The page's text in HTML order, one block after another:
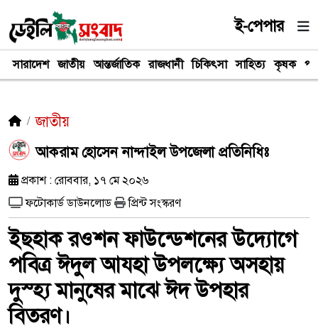
ই-পেপার
সারাদেশ জাতীয় আন্তর্জাতিক রাজধানী চিকিৎসা সাহিত্য কৃষক
জাতীয়
আকরাম হোসেন নান্দাইল উপজেলা প্রতিনিধিঃ
প্রকাশ : রোববার, ১৭ মে ২০২৬
ফটোকার্ড ডাউনলোড
প্রিন্ট সংস্করণ
ইছহাক রওশন ফাউন্ডেশনের উদ্যোগে
পবিত্র ঈদুল আযহা উপলক্ষ্যে অসহায়
দুস্হ্য মানুষের মাঝে ঈদ উপহার
বিতরণ।